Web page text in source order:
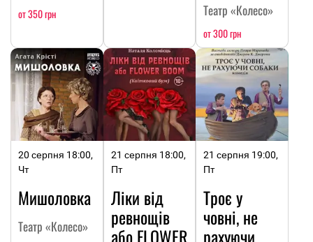
от 350 грн Театр «Колесо»
от 300 грн
20 серпня 18:00,
Чт
Мишоловка
Театр «Колесо»
21 серпня 18:00,
Пт
Ліки від
ревнощів
або FLOWER
21 серпня 19:00,
Пт
Троє у
човні, не
рахуючи